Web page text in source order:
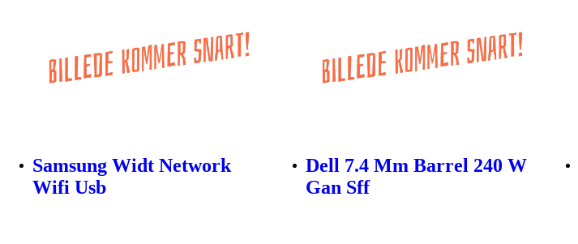
Samsung Widt Network
Wifi Usb
Dell 7.4 Mm Barrel 240 W
Gan Sff